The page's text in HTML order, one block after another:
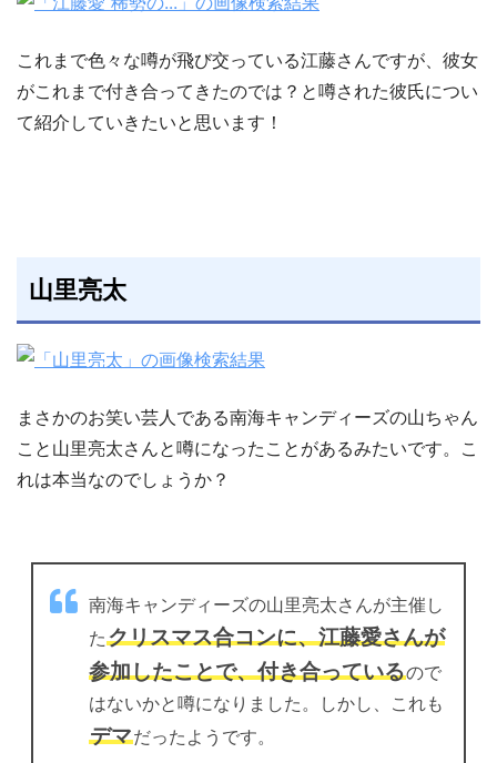
これまで色々な噂が飛び交っている江藤さんですが、彼女
がこれまで付き合ってきたのでは？と噂された彼氏につい
て紹介していきたいと思います！
山里亮太
まさかのお笑い芸人である南海キャンディーズの山ちゃん
こと山里亮太さんと噂になったことがあるみたいです。こ
れは本当なのでしょうか？
南海キャンディーズの山里亮太さんが主催し
たクリスマス合コンに、江藤愛さんが
参加したことで、付き合っているので
はないかと噂になりました。しかし、これも
デマだったようです。